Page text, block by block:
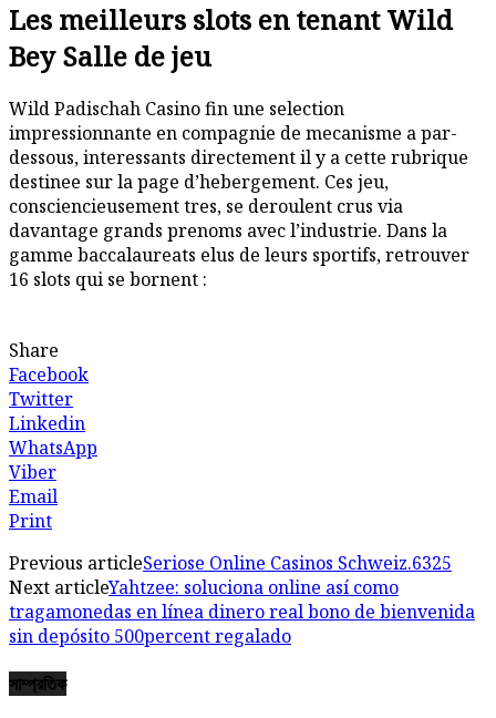
Les meilleurs slots en tenant Wild
Bey Salle de jeu
Wild Padischah Casino fin une selection
impressionnante en compagnie de mecanisme a par-
dessous, interessants directement il y a cette rubrique
destinee sur la page d’hebergement. Ces jeu,
consciencieusement tres, se deroulent crus via
davantage grands prenoms avec l’industrie. Dans la
gamme baccalaureats elus de leurs sportifs, retrouver
16 slots qui se bornent :
Share
Facebook
Twitter
Linkedin
WhatsApp
Viber
Email
Print
Previous articleSeriose Online Casinos Schweiz.6325
Next articleYahtzee: soluciona online así­ como
tragamonedas en línea dinero real bono de bienvenida
sin depósito 500percent regalado
সাম্প্রতিক